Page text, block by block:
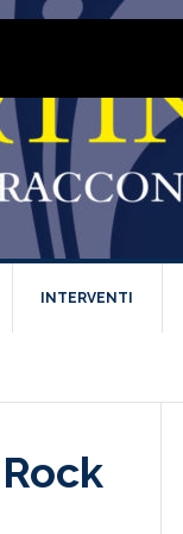
INTERVENTI